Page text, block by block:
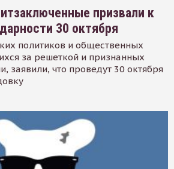
призвали к
30 октября
политиков и общественных
за решеткой и признанных
заявили, что проведут 30 октября